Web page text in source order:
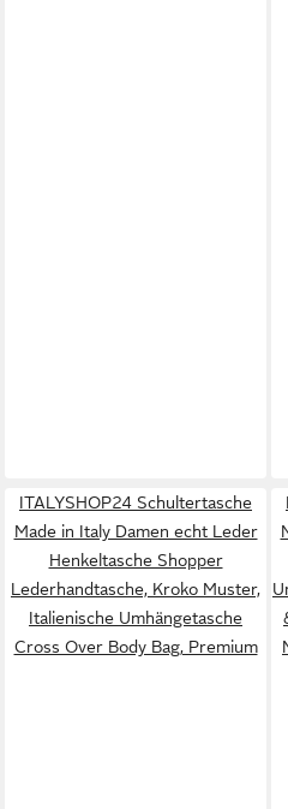
ITALYSHOP24 Schultertasche
Made in Italy Damen echt Leder
Henkeltasche Shopper
Lederhandtasche, Kroko Muster,
Italienische Umhängetasche
Cross Over Body Bag, Premium